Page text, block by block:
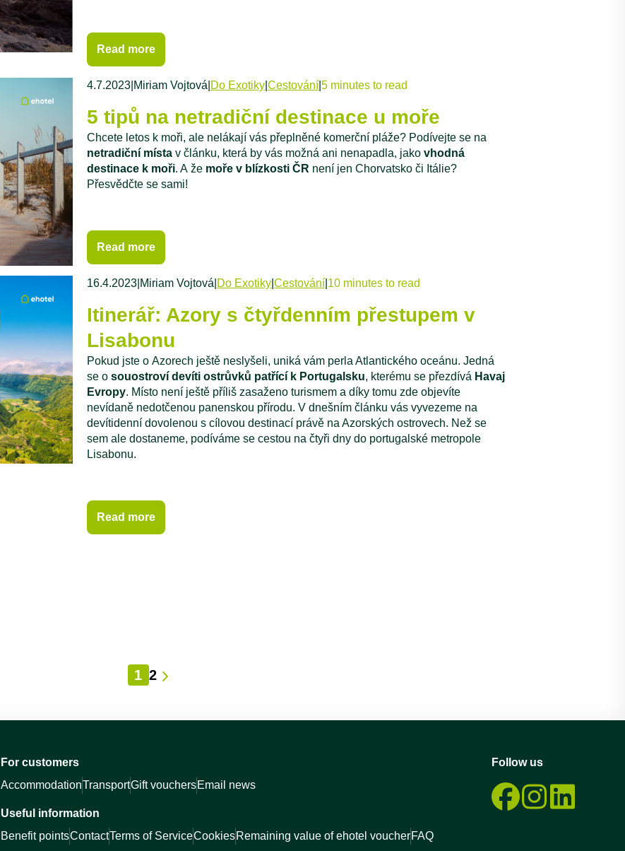
Read more
4.7.2023 Miriam Vojtová Do Exotiky |Cestování |5 minutes to read
5 tipů na netradiční destinace u moře
Chcete letos k moři, ale nelákají vás přeplněné komerční pláže? Podívejte se na
netradiční místa v článku, která by vás možná ani nenapadla, jakovhodná
destinace k moři. A že moře v blízkosti ČR není jen Chorvatsko či Itálie?
Přesvědčte se sami!
Read more
16.4.2023 Miriam Vojtová Do Exotiky |Cestování 10 minutes to read
Itinerář: Azory s čtyřdenním přestupem v
Lisabonu
Pokud jste o Azorech ještě neslyšeli, uniká vám perla Atlantického oceánu. Jedná
se osouostroví devíti ostrůvků patřící k Portugalsku, kterému se přezdívá Havaj
Evropy. Místo není ještě příliš zasaženo turismem a díky tomu zde objevíte
nevídaně nedotčenou panenskou přírodu. V dnešním článku vás vyvezeme na
devítidenní dovolenou s cílovou destinací právě na Azorských ostrovech. Než se
sem ale dostaneme, podíváme se cestou na čtyři dny do portugalské metropole
Lisabonu.
Read more
1 2
For customers
AccommodationTransportGift vouchers Email news
Useful information
Benefit pointsContactTerms of ServiceCookies Remaining value of ehotel voucher FAQ
Follow us